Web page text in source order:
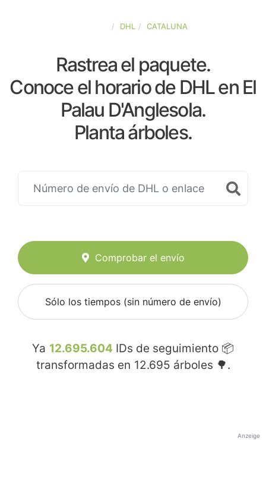
DHL CATALUNA
Rastrea el paquete.
Conoce el horario de DHL en El
Palau D'Anglesola.
Planta árboles.
Comprobar el envío
Sólo los tiempos (sin número de envío)
Ya 12.695.604 IDs de seguimiento 📦
transformadas en 12.695 árboles 🌳.
Anzeige